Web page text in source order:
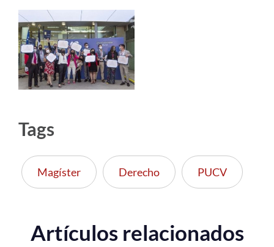
Tags
Magíster Derecho PUCV
Artículos relacionados